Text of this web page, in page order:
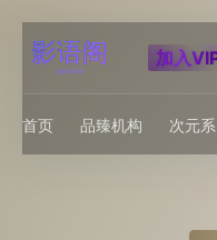
加入
首页 品臻机构 次元系